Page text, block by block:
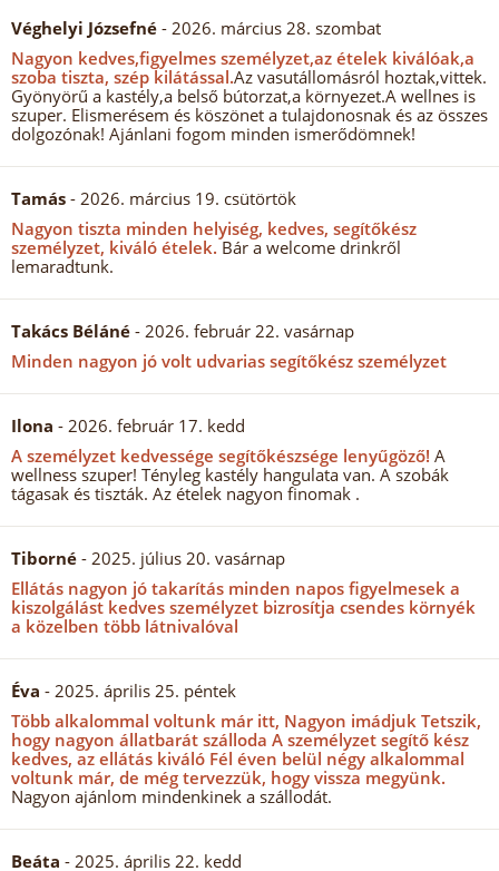
Véghelyi Józsefné - 2026. március 28. szombat
Nagyon kedves,figyelmes személyzet,az ételek kiválóak,a
szoba tiszta, szép kilátással.Az vasutállomásról hoztak,vittek.
Gyönyörű a kastély,a belső bútorzat,a környezet.A wellnes is
szuper. Elismerésem és köszönet a tulajdonosnak és az összes
dolgozónak! Ajánlani fogom minden ismerődömnek!
Tamás - 2026. március 19. csütörtök
Nagyon tiszta minden helyiség, kedves, segítőkész
személyzet, kiváló ételek. Bár a welcome drinkről
lemaradtunk.
Takács Béláné - 2026. február 22. vasárnap
Minden nagyon jó volt udvarias segítőkész személyzet
Ilona - 2026. február 17. kedd
A személyzet kedvessége segítőkészsége lenyűgöző! A
wellness szuper! Tényleg kastély hangulata van. A szobák
tágasak és tiszták. Az ételek nagyon finomak .
Tiborné - 2025. július 20. vasárnap
Ellátás nagyon jó takarítás minden napos figyelmesek a
kiszolgálást kedves személyzet bizrosítja csendes környék
a közelben több látnivalóval
Éva - 2025. április 25. péntek
Több alkalommal voltunk már itt, Nagyon imádjuk Tetszik,
hogy nagyon állatbarát szálloda A személyzet segítő kész
kedves, az ellátás kiváló Fél éven belül négy alkalommal
voltunk már, de még tervezzük, hogy vissza megyünk.
Nagyon ajánlom mindenkinek a szállodát.
Beáta - 2025. április 22. kedd